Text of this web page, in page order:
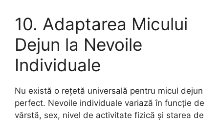
10. Adaptarea Micului
Dejun la Nevoile
Individuale
Nu există o rețetă universală pentru micul dejun
perfect. Nevoile individuale variază în funcție de
vârstă, sex, nivel de activitate fizică și starea de